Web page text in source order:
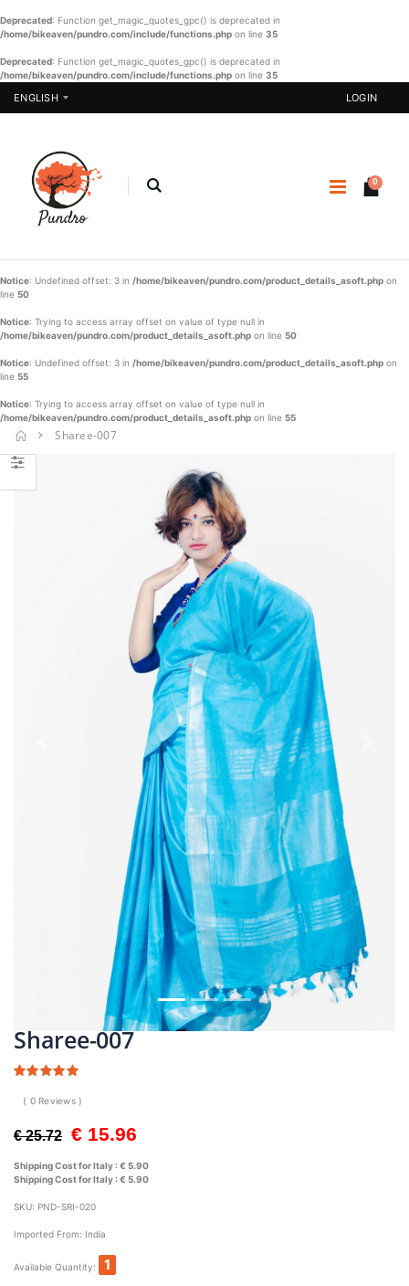
Deprecated: Function get_magic_quotes_gpc() is deprecated in
/home/bikeaven/pundro.com/include/functions.php on line 35
Deprecated: Function get_magic_quotes_gpc() is deprecated in
/home/bikeaven/pundro.com/include/functions.php on line 35
ENGLISH LOGIN
0
Notice: Undefined offset: 3 in /home/bikeaven/pundro.com/product_details_asoft.php on
line 50
Notice: Trying to access array offset on value of type null in
/home/bikeaven/pundro.com/product_details_asoft.php on line 50
Notice: Undefined offset: 3 in /home/bikeaven/pundro.com/product_details_asoft.php on
line 55
Notice: Trying to access array offset on value of type null in
/home/bikeaven/pundro.com/product_details_asoft.php on line 55
Sharee-007
Sharee-007
( 0 Reviews )
€ 25.72 € 15.96
Shipping Cost for Italy :€ 5.90
Shipping Cost for Italy :€ 5.90
SKU: PND-SRI-020
Imported From: India
Available Quantity: 1
Pakistani
One Piece -
07
BUY NOW
Designer
Three Piece
Burka-014
€ 23.40
BUY NOW